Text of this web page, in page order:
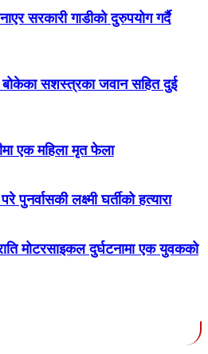
सरकारी गाडीको दुरुपयोग गर्दै
बोकेका सशस्त्रका जवान सहित दुई
एक महिला मृत फेला
पुनर्वासकी लक्ष्मी घर्तीको हत्यारा
मोटरसाइकल दुर्घटनामा एक युवकको